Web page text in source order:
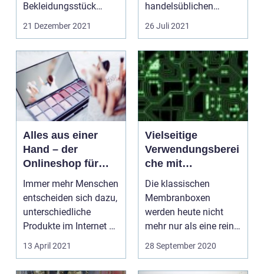
Bekleidungsstück
geworden, das T-Shirt...
21 Dezember 2021
handelsüblichen
Nähmaschine.
26 Juli 2021
Alles aus einer
Hand – der
Onlineshop für
Beautyprodukte
Immer mehr Menschen
entscheiden sich dazu,
unterschiedliche
Produkte im Internet zu
bestellen und da...
13 April 2021
Vielseitige
Verwendungsberei
che mit
Membranboxen
Die klassischen
Membranboxen
werden heute nicht
mehr nur als eine reine
Verpackung
angesehen. Vielme...
28 September 2020